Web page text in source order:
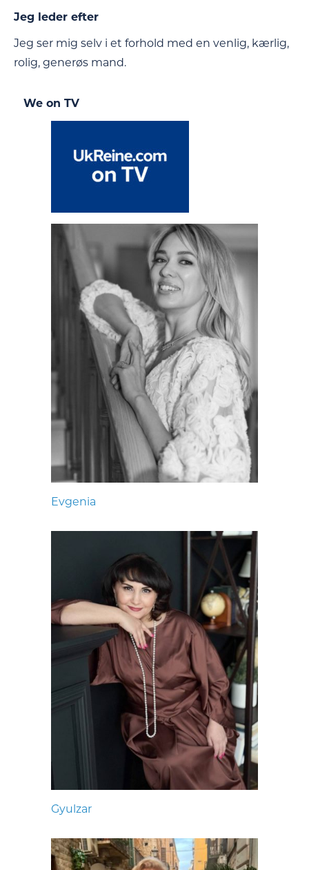
Jeg leder efter
Jeg ser mig selv i et forhold med en venlig, kærlig,
rolig, generøs mand.
We on TV
Evgenia
Gyulzar